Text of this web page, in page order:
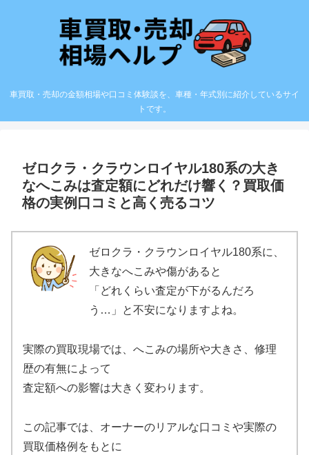
車買取・売却の金額相場や口コミ体験談を、車種・年式別に紹介しているサイ
トです。
ゼロクラ・クラウンロイヤル180系の大き
なへこみは査定額にどれだけ響く？買取価
格の実例口コミと高く売るコツ
ゼロクラ・クラウンロイヤル180系に、
大きなへこみや傷があると
「どれくらい査定が下がるんだろ
う…」と不安になりますよね。
実際の買取現場では、へこみの場所や大きさ、修理
歴の有無によって
査定額への影響は大きく変わります。
この記事では、オーナーのリアルな口コミや実際の
買取価格例をもとに